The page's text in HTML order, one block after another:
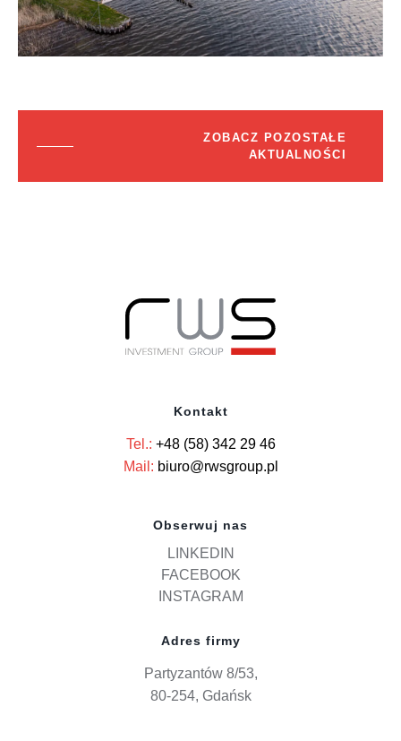
ZOBACZ POZOSTAŁE
AKTUALNOŚCI
Kontakt
Tel.: +48 (58) 342 29 46
Mail: biuro@rwsgroup.pl
Obserwuj nas
LINKEDIN
FACEBOOK
INSTAGRAM
Adres firmy
Partyzantów 8/53,
80-254, Gdańsk